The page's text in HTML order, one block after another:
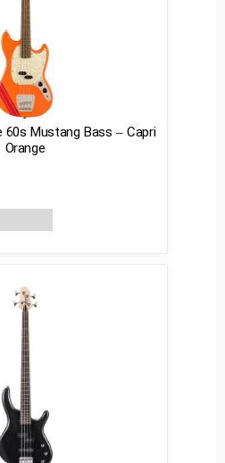
60s Mustang Bass – Capri
Orange